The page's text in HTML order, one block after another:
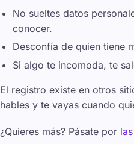
No sueltes datos
conocer.
Desconfía de quien tiene
Si algo te incomoda, te
El registro existe en otros
hables y te vayas cuando
¿Quieres más? Pásate por